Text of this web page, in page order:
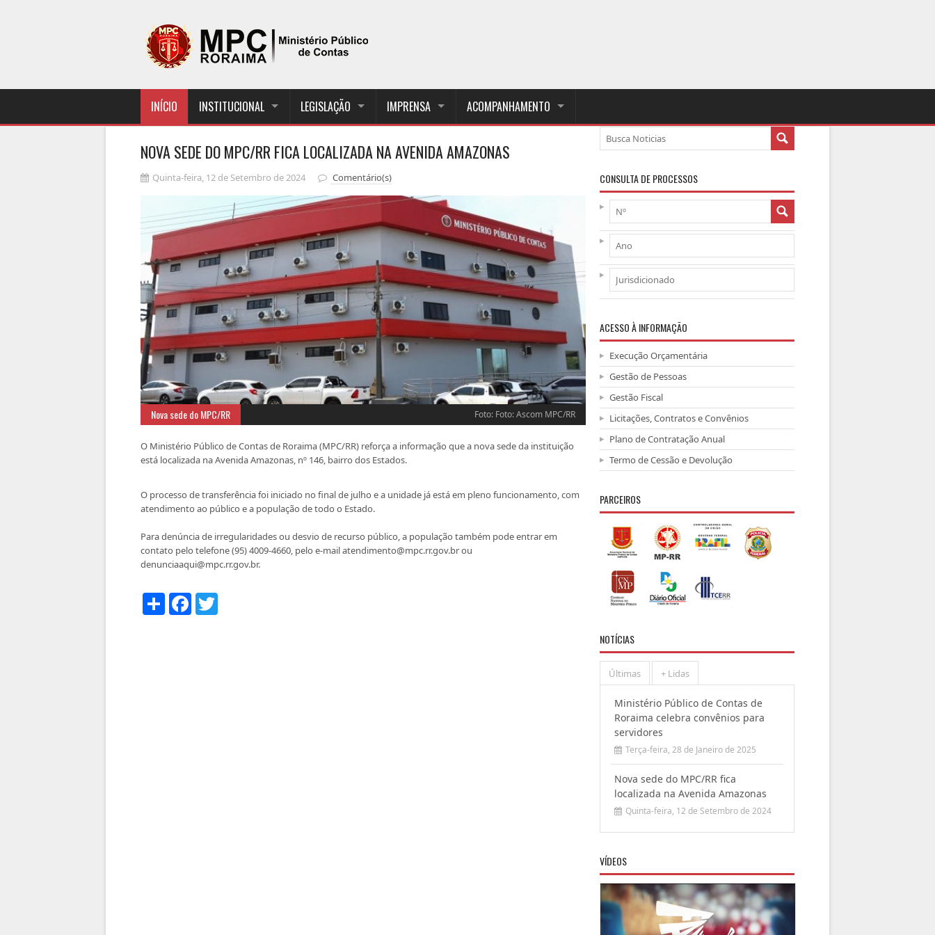
INÍCIO INSTITUCIONAL LEGISLAÇÃO IMPRENSA ACOMPANHAMENTO
NOVA SEDE DO MPC/RR FICA LOCALIZADA NA AVENIDA AMAZONAS
Quinta-feira, 12 de Setembro de 2024 Comentário(s)
Nova sede do MPC/RR Foto: Foto: Ascom MPC/RR
O Ministério Público de Contas de Roraima (MPC/RR) reforça a informação que a nova sede da instituição
está localizada na Avenida Amazonas, nº 146, bairro dos Estados.
O processo de transferência foi iniciado no final de julho e a unidade já está em pleno funcionamento, com
atendimento ao público e a população de todo o Estado.
Para denúncia de irregularidades ou desvio de recurso público, a população também pode entrar em
contato pelo telefone (95) 4009-4660, pelo e-mail atendimento@mpc.rr.gov.br ou
denunciaaqui@mpc.rr.gov.br.
COMPARTILHAR
FACEBOOKTWITTER
CONSULTA DE PROCESSOS
ACESSO À INFORMAÇÃO
Execução Orçamentária
Gestão de Pessoas
Gestão Fiscal
Licitações, Contratos e Convênios
Plano de Contratação Anual
Termo de Cessão e Devolução
PARCEIROS
NOTÍCIAS
Últimas + Lidas
Ministério Público de Contas de
Roraima celebra convênios para
servidores
Terça-feira, 28 de Janeiro de 2025
Nova sede do MPC/RR fica
localizada na Avenida Amazonas
Quinta-feira, 12 de Setembro de 2024
VÍDEOS